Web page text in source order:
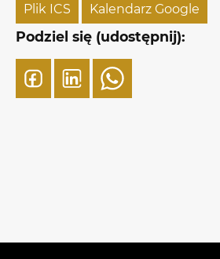
Plik ICS Kalendarz Google
Podziel się (udostępnij):